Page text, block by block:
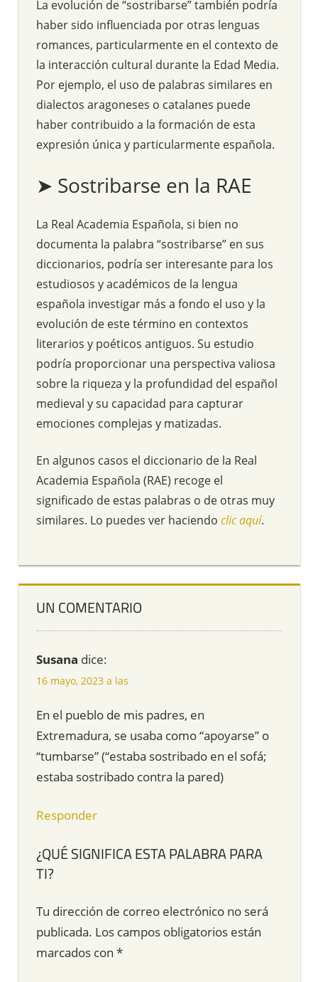
La evolución de “sostribarse” también podría
haber sido influenciada por otras lenguas
romances, particularmente en el contexto de
la interacción cultural durante la Edad Media.
Por ejemplo, el uso de palabras similares en
dialectos aragoneses o catalanes puede
haber contribuido a la formación de esta
expresión única y particularmente española.
➤ Sostribarse en la RAE
La Real Academia Española, si bien no
documenta la palabra “sostribarse” en sus
diccionarios, podría ser interesante para los
estudiosos y académicos de la lengua
española investigar más a fondo el uso y la
evolución de este término en contextos
literarios y poéticos antiguos. Su estudio
podría proporcionar una perspectiva valiosa
sobre la riqueza y la profundidad del español
medieval y su capacidad para capturar
emociones complejas y matizadas.
En algunos casos el diccionario de la Real
Academia Española (RAE) recoge el
significado de estas palabras o de otras muy
similares. Lo puedes ver haciendo clic aquí.
UN COMENTARIO
Susana dice:
16 mayo, 2023 a las
En el pueblo de mis padres, en
Extremadura, se usaba como “apoyarse” o
“tumbarse” (“estaba sostribado en el sofá;
estaba sostribado contra la pared)
Responder
¿QUÉ SIGNIFICA ESTA PALABRA PARA
TI?
Tu dirección de correo electrónico no será
publicada. Los campos obligatorios están
marcados con *